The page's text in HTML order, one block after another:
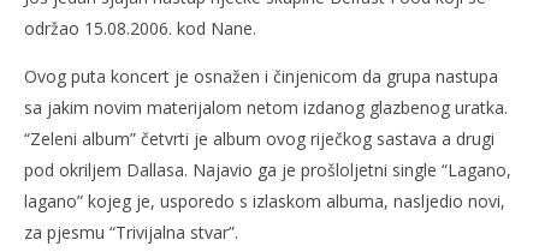
NOW VIEWING
Belfast food live at Pub Mack feat. Nane
ožujka
2008.
Rafaela
održao 15.08.2006. kod Nane.
Ovog puta koncert je osnažen i činjenicom da grupa nastupa
sa jakim novim materijalom netom izdanog glazbenog uratka.
“Zeleni album” četvrti je album ovog riječkog sastava a drugi
pod okriljem Dallasa. Najavio ga je prošloljetni single “Lagano,
lagano” kojeg je, usporedo s izlaskom albuma, nasljedio novi,
za pjesmu “Trivijalna stvar”.